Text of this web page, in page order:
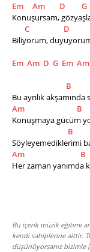
Em Am D G
Konuşursam,
C
D
Biliyorum,
Em Am D G Em Am
B
Bu ayrılık
Am
B
Konuşmaya gücüm
B
Söyleyemediklerimi
Am
B
Her zaman yanımda
Bu içerik müzik eğitimi
kendi sahiplerine aittir.
düşünüyorsanız bizimle